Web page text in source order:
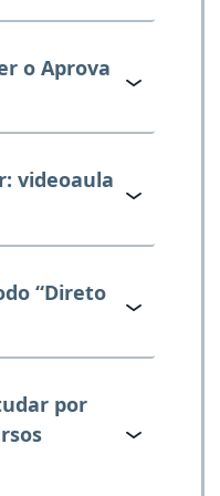
o Aprova
videoaula
“Direto
por